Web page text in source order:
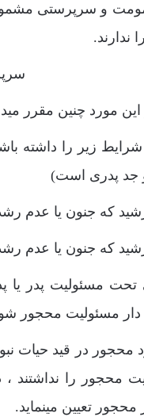
و سرپرستی
ندارند.
جد پدری است)
مسئولیت پدر یا
دار مسئولیت محجور
محجور در قید حیات
محجور را نداشتند
تعیین مینماید.